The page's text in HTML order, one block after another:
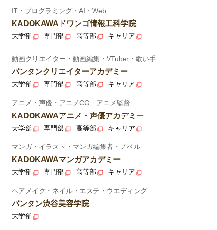
IT・プログラミング・AI・Web
KADOKAWAドワンゴ情報工科学院
大学部 専門部 高等部 キャリア
動画クリエイター・動画編集・VTuber・歌い手
バンタンクリエイターアカデミー
大学部 専門部 高等部 キャリア
アニメ・声優・アニメCG・アニメ監督
KADOKAWAアニメ・声優アカデミー
大学部 専門部 高等部 キャリア
マンガ・イラスト・マンガ編集者・ノベル
KADOKAWAマンガアカデミー
大学部 専門部 高等部 キャリア
ヘアメイク・ネイル・エステ・ウエディング
バンタン渋谷美容学院
大学部